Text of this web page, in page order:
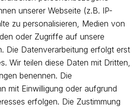
unserer Webseite (z.B. IP-
zu personalisieren, Medien von
oder Zugriffe auf unsere
Die Datenverarbeitung erfolgt erst
Wir teilen diese Daten mit Dritten,
benennen. Die
mit Einwilligung oder aufgrund
erfolgen. Die Zustimmung
Newsletter
bei deiner nächsten Bestellung und
von Angeboten.